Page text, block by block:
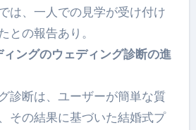
は、一人での見学が受け付け
との報告あり。
ングのウェディング診断の進
診断は、ユーザーが簡単な質
その結果に基づいた結婚式プ